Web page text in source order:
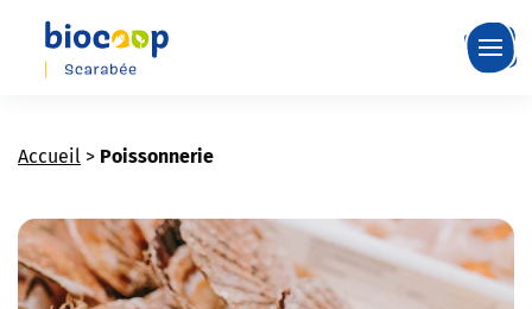
Skip
content
Accueil > Poissonnerie